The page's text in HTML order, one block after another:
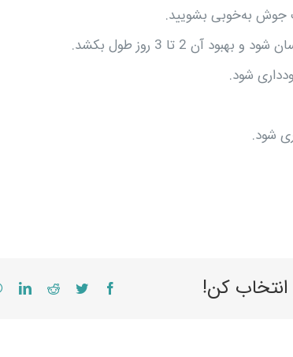
جوش به‌خوبی بشویید.
2 تا 3 روز طول بکشد.
شود.
انتخاب کن! Facebook
Twitter
Reddit